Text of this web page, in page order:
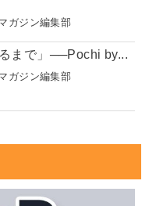
ガジン編集部
まで」──Pochi by...
ガジン編集部